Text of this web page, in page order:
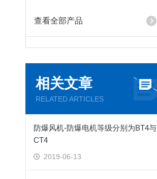
查看全部产品
相关文章
RELATED ARTICLES
防爆风机-防爆电机等级分别为BT4与
CT4
2019-06-13